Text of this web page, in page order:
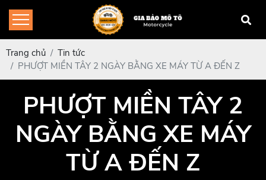
Trang chủ
Tin tức
PHƯỢT MIỀN TÂY 2 NGÀY BẰNG XE MÁY TỪ A ĐẾN Z
PHƯỢT MIỀN TÂY 2
NGÀY BẰNG XE MÁY
TỪ A ĐẾN Z